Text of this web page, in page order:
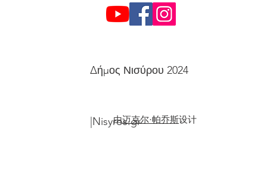
Δήμος Νισύρου 2024
|Nisyros.gr
由迈克尔·帕乔斯设计